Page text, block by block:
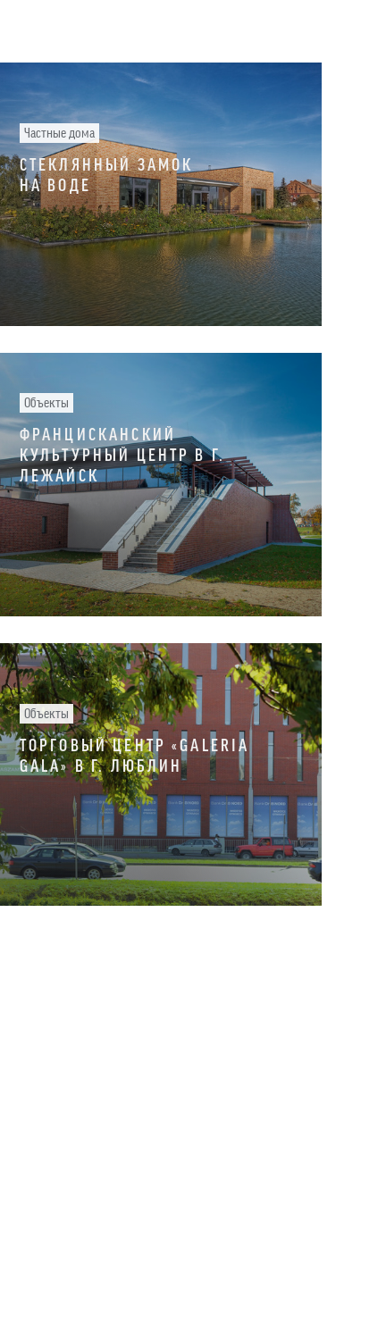
Частные дома
СТЕКЛЯННЫЙ ЗАМОК
НА ВОДЕ
Объекты
ФРАНЦИСКАНСКИЙ
КУЛЬТУРНЫЙ ЦЕНТР В Г.
ЛЕЖАЙСК
Объекты
ТОРГОВЫЙ ЦЕНТР «GALERIA
GALA» В Г. ЛЮБЛИН